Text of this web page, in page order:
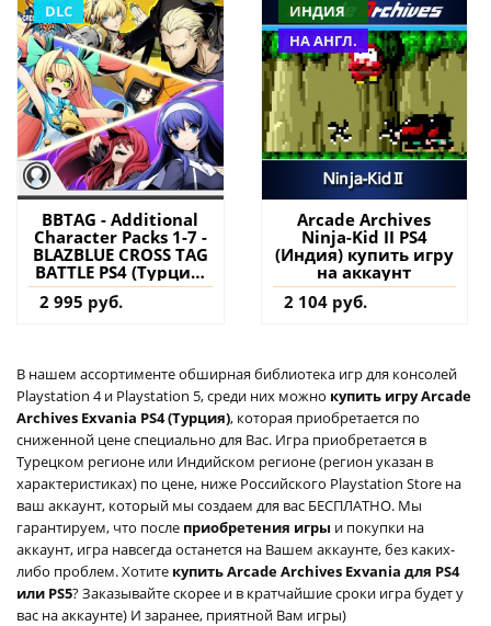
DLC
BBTAG - Additional
Character Packs 1-7 -
BLAZBLUE CROSS TAG
BATTLE PS4 (Турция)
купить дополнение
на аккаунт
2 995 руб.
ИНДИЯ
НА АНГЛ.
Arcade Archives
Ninja-Kid II PS4
(Индия) купить игру
на аккаунт
2 104 руб.
В нашем ассортименте обширная библиотека игр для консолей
Playstation 4 и Playstation 5, среди них можно купить игру Arcade
Archives Exvania PS4 (Турция), которая приобретается по
сниженной цене специально для Вас. Игра приобретается в
Турецком регионе или Индийском регионе (регион указан в
характеристиках) по цене, ниже Российского Playstation Store на
ваш аккаунт, который мы создаем для вас БЕСПЛАТНО. Мы
гарантируем, что после приобретения игры и покупки на
аккаунт, игра навсегда останется на Вашем аккаунте, без каких-
либо проблем. Хотите купить Arcade Archives Exvania для PS4
или PS5? Заказывайте скорее и в кратчайшие сроки игра будет у
вас на аккаунте) И заранее, приятной Вам игры)